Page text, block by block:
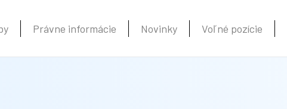
Právne informácie Novinky Voľné pozície